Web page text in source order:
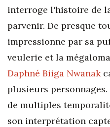
interroge l'histoire de
parvenir. De presque
impressionne par sa
veulerie et la
Daphné Biiga Nwanak
plusieurs
de multiples
son interprétation